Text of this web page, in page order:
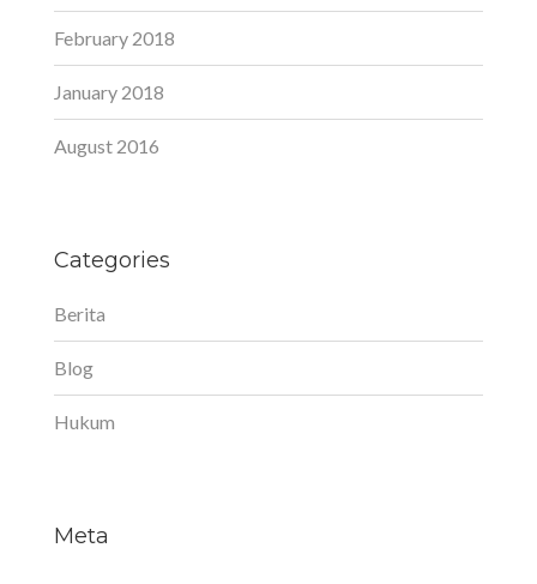
February 2018
January 2018
August 2016
Categories
Berita
Blog
Hukum
Meta